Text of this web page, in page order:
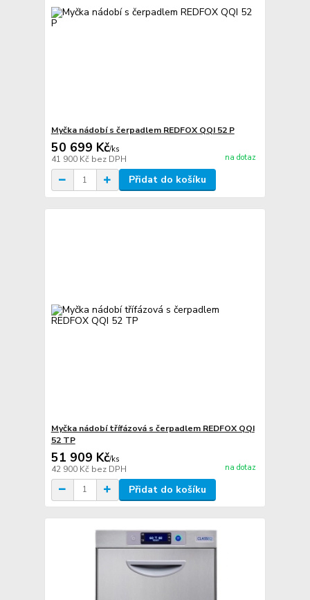
Myčka nádobí s čerpadlem REDFOX QQI 52 P
50 699 Kč/ks
41 900 Kč bez DPH na dotaz
Přidat do košíku
Myčka nádobí třífázová s čerpadlem REDFOX QQI
52 TP
51 909 Kč/ks
42 900 Kč bez DPH na dotaz
Přidat do košíku